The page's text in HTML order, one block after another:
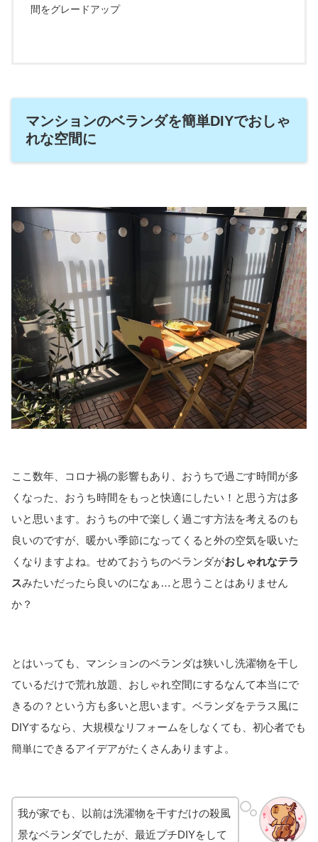
間をグレードアップ
マンションのベランダを簡単DIYでおしゃ
れな空間に
ここ数年、コロナ禍の影響もあり、おうちで過ごす時間が多
くなった、おうち時間をもっと快適にしたい！と思う方は多
いと思います。おうちの中で楽しく過ごす方法を考えるのも
良いのですが、暖かい季節になってくると外の空気を吸いた
くなりますよね。せめておうちのベランダがおしゃれなテラ
スみたいだったら良いのになぁ…と思うことはありません
か？
とはいっても、マンションのベランダは狭いし洗濯物を干し
ているだけで荒れ放題、おしゃれ空間にするなんて本当にで
きるの？という方も多いと思います。ベランダをテラス風に
DIYするなら、大規模なリフォームをしなくても、初心者でも
簡単にできるアイデアがたくさんありますよ。
我が家でも、以前は洗濯物を干すだけの殺風
景なベランダでしたが、最近プチDIYをして